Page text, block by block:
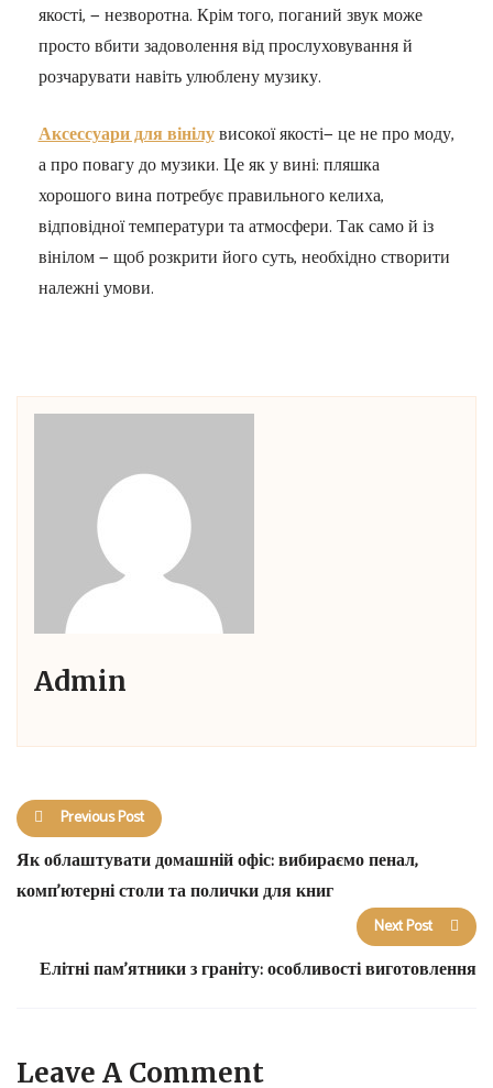
якості, — незворотна. Крім того, поганий звук може
просто вбити задоволення від прослуховування й
розчарувати навіть улюблену музику.
Аксессуари для вінілувисокої якості— це не про моду,
а про повагу до музики. Це як у вині: пляшка
хорошого вина потребує правильного келиха,
відповідної температури та атмосфери. Так само й із
вінілом — щоб розкрити його суть, необхідно створити
належні умови.
Admin
Previous Post
Як облаштувати домашній офіс: вибираємо пенал,
комп’ютерні столи та полички для книг
Next Post
Елітні пам’ятники з граніту: особливості виготовлення
Leave A Comment